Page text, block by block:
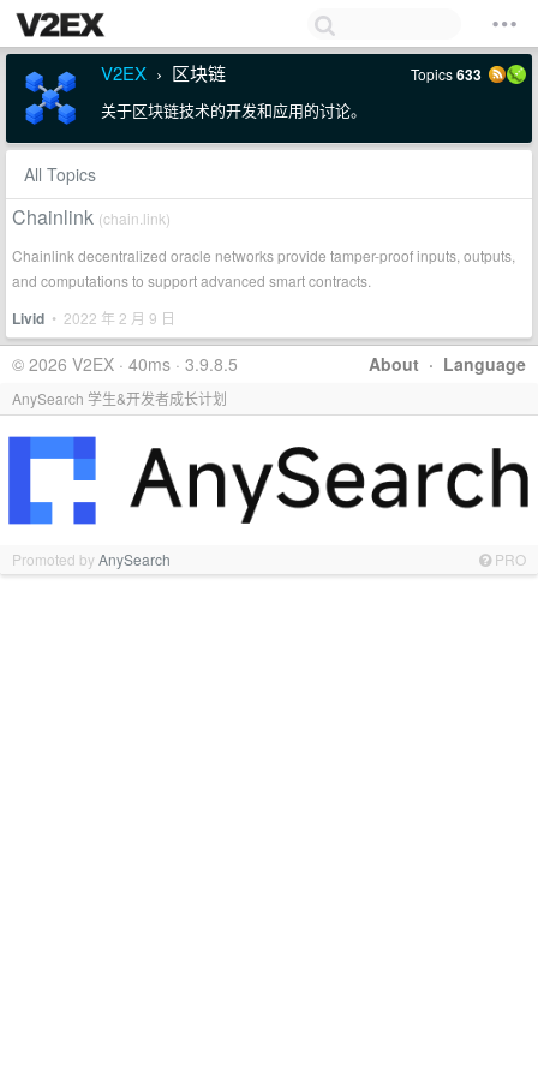
V2EX › 区块链 Topics633
关于区块链技术的开发和应用的讨论。
All Topics
Chainlink (chain.link)
Chainlink decentralized oracle networks provide tamper-proof inputs, outputs,
and computations to support advanced smart contracts.
Livid • 2022 年 2 月 9 日
About · Language
© 2026 V2EX · 40ms · 3.9.8.5
AnySearch 学生&开发者成长计划
Promoted byAnySearch PRO